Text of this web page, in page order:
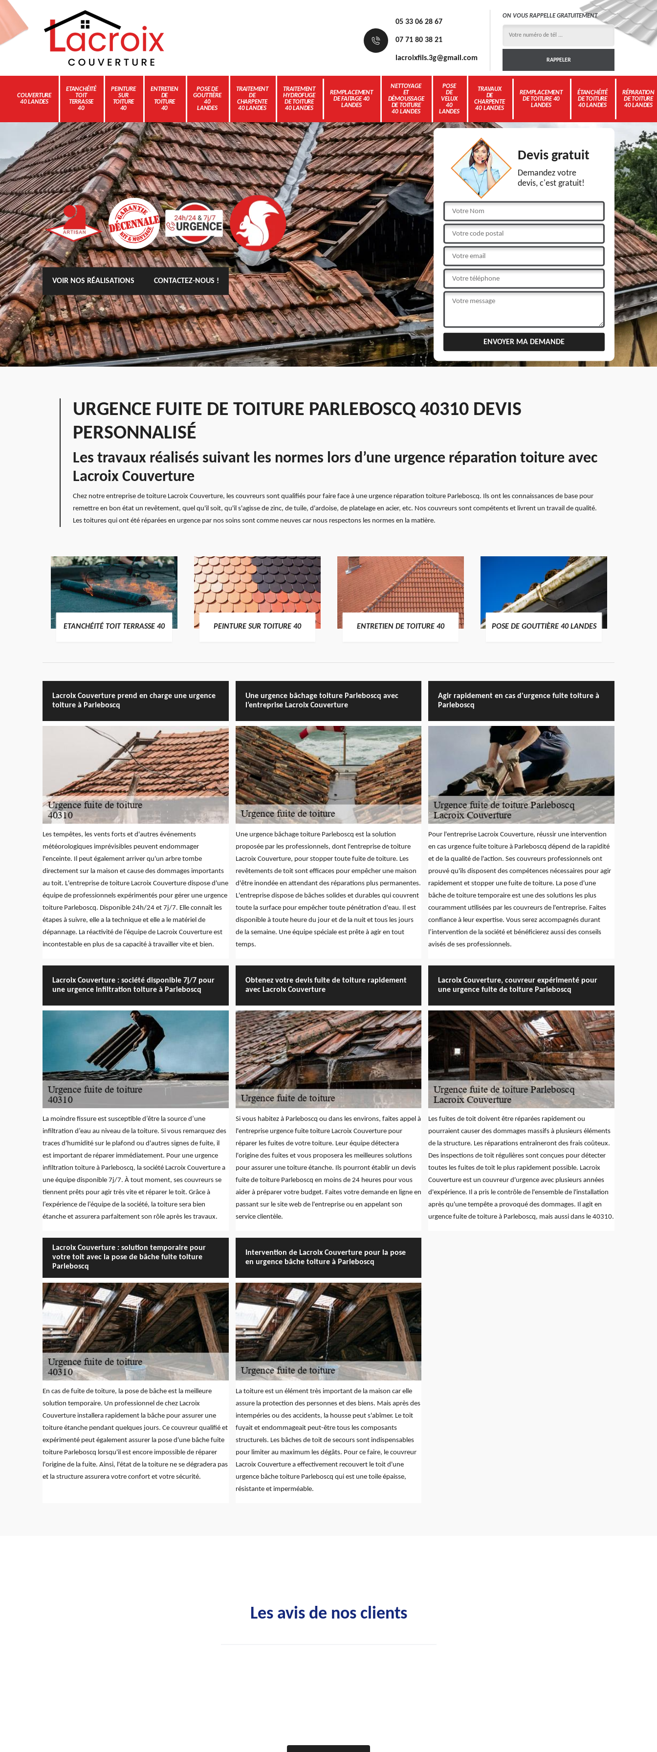
05 33 06 28 67
07 71 80 38 21
lacroixfils.3g@gmail.com
ON VOUS RAPPELLE GRATUITEMENT
COUVERTURE
40 LANDES
ETANCHÉITÉ
TOIT
TERRASSE
40
PEINTURE
SUR
TOITURE
40
ENTRETIEN
DE
TOITURE
40
POSE DE
GOUTTIÈRE
40
LANDES
TRAITEMENT
DE
CHARPENTE
40 LANDES
TRAITEMENT
HYDROFUGE
DE TOITURE
40 LANDES
REMPLACEMENT
DE FAITAGE 40
LANDES
NETTOYAGE
ET
DÉMOUSSAGE
DE TOITURE
40 LANDES
POSE
DE
VELUX
40
LANDES
TRAVAUX
DE
CHARPENTE
40 LANDES
REMPLACEMENT
DE TOITURE 40
LANDES
ÉTANCHÉITÉ
DE TOITURE
40 LANDES
RÉPARATION
DE TOITURE
40 LANDES
VOIR NOS RÉALISATIONS CONTACTEZ-NOUS !
Devis gratuit
Demandez votre
devis, c'est gratuit!
URGENCE FUITE DE TOITURE PARLEBOSCQ 40310 DEVIS
PERSONNALISÉ
Les travaux réalisés suivant les normes lors d’une urgence réparation toiture avec
Lacroix Couverture
Chez notre entreprise de toiture Lacroix Couverture, les couvreurs sont qualifiés pour faire face à une urgence réparation toiture Parleboscq. Ils ont les connaissances de base pour
remettre en bon état un revêtement, quel qu'il soit, qu'il s'agisse de zinc, de tuile, d'ardoise, de platelage en acier, etc. Nos couvreurs sont compétents et livrent un travail de qualité.
Les toitures qui ont été réparées en urgence par nos soins sont comme neuves car nous respectons les normes en la matière.
ETANCHÉITÉ TOIT TERRASSE 40 PEINTURE SUR TOITURE 40 ENTRETIEN DE TOITURE 40 POSE DE GOUTTIÈRE 40 LANDES
Lacroix Couverture prend en charge une urgence
toiture à Parleboscq
Les tempêtes, les vents forts et d'autres événements
météorologiques imprévisibles peuvent endommager
l'enceinte. Il peut également arriver qu'un arbre tombe
directement sur la maison et cause des dommages importants
au toit. L'entreprise de toiture Lacroix Couverture dispose d'une
équipe de professionnels expérimentés pour gérer une urgence
toiture Parleboscq. Disponible 24h/24 et 7j/7. Elle connaît les
étapes à suivre, elle a la technique et elle a le matériel de
dépannage. La réactivité de l’équipe de Lacroix Couverture est
incontestable en plus de sa capacité à travailler vite et bien.
Une urgence bâchage toiture Parleboscq avec
l’entreprise Lacroix Couverture
Une urgence bâchage toiture Parleboscq est la solution
proposée par les professionnels, dont l'entreprise de toiture
Lacroix Couverture, pour stopper toute fuite de toiture. Les
revêtements de toit sont efficaces pour empêcher une maison
d'être inondée en attendant des réparations plus permanentes.
L'entreprise dispose de bâches solides et durables qui couvrent
toute la surface pour empêcher toute pénétration d'eau. Il est
disponible à toute heure du jour et de la nuit et tous les jours
de la semaine. Une équipe spéciale est prête à agir en tout
temps.
Agir rapidement en cas d'urgence fuite toiture à
Parleboscq
Pour l'entreprise Lacroix Couverture, réussir une intervention
en cas urgence fuite toiture à Parleboscq dépend de la rapidité
et de la qualité de l'action. Ses couvreurs professionnels ont
prouvé qu'ils disposent des compétences nécessaires pour agir
rapidement et stopper une fuite de toiture. La pose d'une
bâche de toiture temporaire est une des solutions les plus
couramment utilisées par les couvreurs de l'entreprise. Faites
confiance à leur expertise. Vous serez accompagnés durant
l’intervention de la société et bénéficierez aussi des conseils
avisés de ses professionnels.
Lacroix Couverture : société disponible 7j/7 pour
une urgence infiltration toiture à Parleboscq
La moindre fissure est susceptible d’être la source d’une
infiltration d’eau au niveau de la toiture. Si vous remarquez des
traces d'humidité sur le plafond ou d'autres signes de fuite, il
est important de réparer immédiatement. Pour une urgence
infiltration toiture à Parleboscq, la société Lacroix Couverture a
une équipe disponible 7j/7. À tout moment, ses couvreurs se
tiennent prêts pour agir très vite et réparer le toit. Grâce à
l’expérience de l’équipe de la société, la toiture sera bien
étanche et assurera parfaitement son rôle après les travaux.
Obtenez votre devis fuite de toiture rapidement
avec Lacroix Couverture
Si vous habitez à Parleboscq ou dans les environs, faites appel à
l'entreprise urgence fuite toiture Lacroix Couverture pour
réparer les fuites de votre toiture. Leur équipe détectera
l'origine des fuites et vous proposera les meilleures solutions
pour assurer une toiture étanche. Ils pourront établir un devis
fuite de toiture Parleboscq en moins de 24 heures pour vous
aider à préparer votre budget. Faites votre demande en ligne en
passant sur le site web de l'entreprise ou en appelant son
service clientèle.
Lacroix Couverture, couvreur expérimenté pour
une urgence fuite de toiture Parleboscq
Les fuites de toit doivent être réparées rapidement ou
pourraient causer des dommages massifs à plusieurs éléments
de la structure. Les réparations entraîneront des frais coûteux.
Des inspections de toit régulières sont conçues pour détecter
toutes les fuites de toit le plus rapidement possible. Lacroix
Couverture est un couvreur d'urgence avec plusieurs années
d'expérience. Il a pris le contrôle de l'ensemble de l'installation
après qu'une tempête a provoqué des dommages. Il agit en
urgence fuite de toiture à Parleboscq, mais aussi dans le 40310.
Lacroix Couverture : solution temporaire pour
votre toit avec la pose de bâche fuite toiture
Parleboscq
En cas de fuite de toiture, la pose de bâche est la meilleure
solution temporaire. Un professionnel de chez Lacroix
Couverture installera rapidement la bâche pour assurer une
toiture étanche pendant quelques jours. Ce couvreur qualifié et
expérimenté peut également assurer la pose d'une bâche fuite
toiture Parleboscq lorsqu'il est encore impossible de réparer
l'origine de la fuite. Ainsi, l'état de la toiture ne se dégradera pas
et la structure assurera votre confort et votre sécurité.
Intervention de Lacroix Couverture pour la pose
en urgence bâche toiture à Parleboscq
La toiture est un élément très important de la maison car elle
assure la protection des personnes et des biens. Mais après des
intempéries ou des accidents, la housse peut s'abîmer. Le toit
fuyait et endommageait peut-être tous les composants
structurels. Les bâches de toit de secours sont indispensables
pour limiter au maximum les dégâts. Pour ce faire, le couvreur
Lacroix Couverture a effectivement recouvert le toit d'une
urgence bâche toiture Parleboscq qui est une toile épaisse,
résistante et imperméable.
Les avis de nos clients